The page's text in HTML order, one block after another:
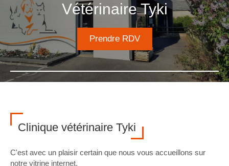
Vétérinaire Tyki
Prendre RDV
Clinique vétérinaire Tyki
C'est avec un plaisir certain que nous vous accueillons sur
notre vitrine internet.